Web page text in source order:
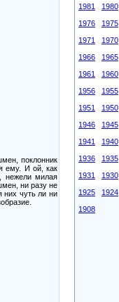
поклонник
ему. И ой, как
нежели милая
ни разу не
них чуть ли ни
1981
1980
1976
1975
1971
1970
1966
1965
1961
1960
1956
1955
1951
1950
1946
1945
1941
1940
1936
1935
1931
1930
1925
1924
1908